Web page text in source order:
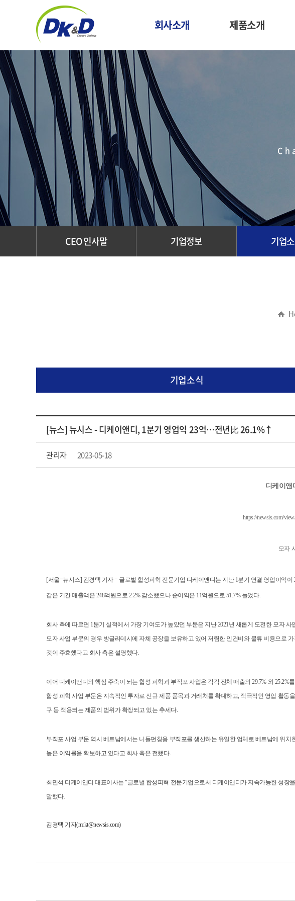
회사소개
기업정보
기업소식
윤리경영
연혁
오시는 길
제품소개
CEO 인사말 기업정보 기업
기업소식
[뉴스] 뉴시스 - 디케이앤디, 1분기 영업익 23억…전년比 26.1%↑
관리자 2023-05-18
디케이앤
https://newsis.com/
모자
[서울=뉴시스] 김경택 기자 = 글로벌 합성피혁 전문기업 디케이앤디는 지난 1분기 연결 영업이익이
같은 기간 매출액은 248억원으로 2.2% 감소했으나 순이익은 11억원으로 51.7% 늘었다.
회사 측에 따르면 1분기 실적에서 가장 기여도가 높았던 부문은 지난 2021년 새롭게 도전한 모자
모자 사업 부문의 경우 방글라데시에 자체 공장을 보유하고 있어 저렴한 인건비와 물류 비용으로
것이 주효했다고 회사 측은 설명했다.
이어 디케이앤디의 핵심 주축이 되는 합성 피혁과 부직포 사업은 각각 전체 매출의 29.7% 와
합성 피혁 사업 부문은 지속적인 투자로 신규 제품 품목과 거래처를 확대하고, 적극적인 영업 활
구 등 적용되는 제품의 범위가 확장되고 있는 추세다.
부직포 사업 부문 역시 베트남에서는 니들펀칭용 부직포를 생산하는 유일한 업체로 베트남에 위
높은 이익률을 확보하고 있다고 회사 측은 전했다.
최민석 디케이앤디 대표이사는 "글로벌 합성피혁 전문기업으로서 디케이앤디가 지속가능한 성
말했다.
김경택 기자(mrkt@newsis.com)